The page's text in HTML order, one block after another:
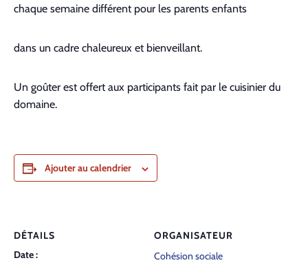
chaque semaine différent pour les parents enfants
dans un cadre chaleureux et bienveillant.
Un goûter est offert aux participants fait par le cuisinier du
domaine.
Ajouter au calendrier
DÉTAILS
Date :
ORGANISATEUR
Cohésion sociale